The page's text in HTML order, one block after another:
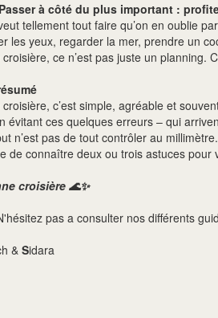
à côté du plus important :
tellement tout faire qu’on en oublie
les yeux, regarder la mer, prendre un
croisière, ce n’est pas juste un planning.
croisière, c’est simple, agréable et
évitant ces quelques erreurs – qui
n’est pas de tout contrôler au millimètre.
de connaître deux ou trois astuces pour
croisière 🌊✨
pas a consulter nos différents
& Sidara